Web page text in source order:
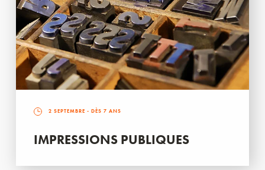
2 SEPTEMBRE - DÈS 7 ANS
IMPRESSIONS PUBLIQUES